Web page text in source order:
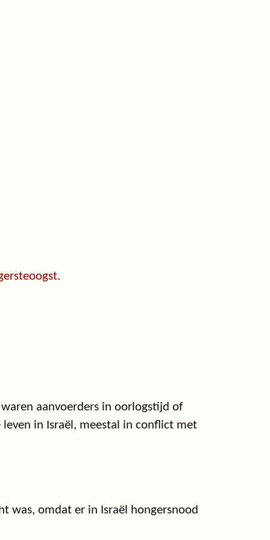
.
aanvoerders in oorlogstijd of
in Israël, meestal in conflict met
was, omdat er in Israël hongersnood